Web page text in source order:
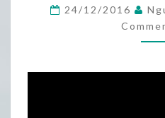
24/12/2016